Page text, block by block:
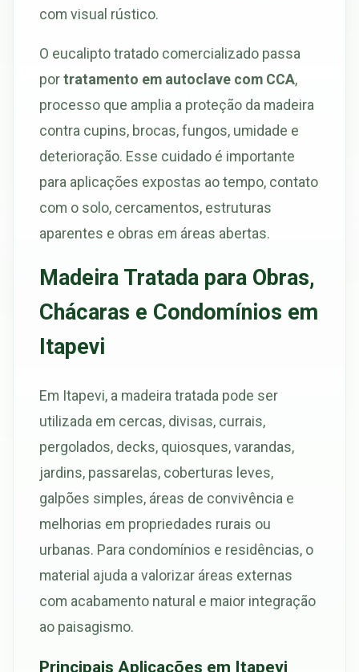
com visual rústico.
O eucalipto tratado comercializado passa
portratamento em autoclave com CCA,
processo que amplia a proteção da madeira
contra cupins, brocas, fungos, umidade e
deterioração. Esse cuidado é importante
para aplicações expostas ao tempo, contato
com o solo, cercamentos, estruturas
aparentes e obras em áreas abertas.
Madeira Tratada para Obras,
Chácaras e Condomínios em
Itapevi
Em Itapevi, a madeira tratada pode ser
utilizada em cercas, divisas, currais,
pergolados, decks, quiosques, varandas,
jardins, passarelas, coberturas leves,
galpões simples, áreas de convivência e
melhorias em propriedades rurais ou
urbanas. Para condomínios e residências, o
material ajuda a valorizar áreas externas
com acabamento natural e maior integração
ao paisagismo.
Principais Aplicações em Itapevi